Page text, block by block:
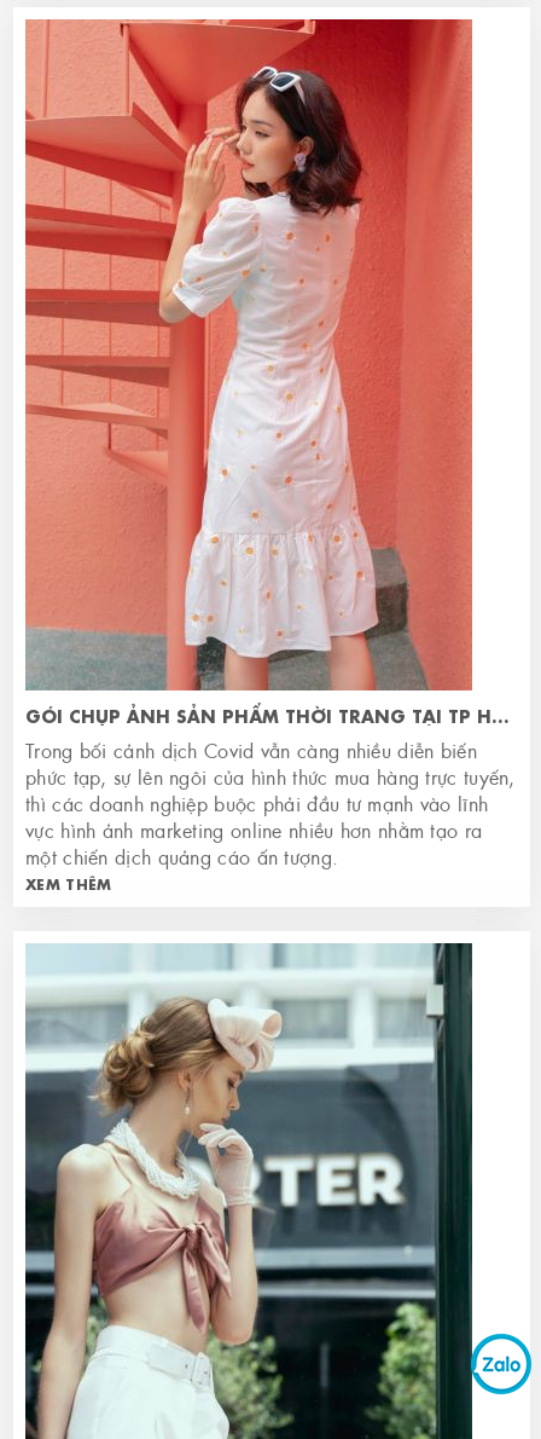
Trong bối cảnh dịch Covid vẫn càng nhiều diễn biến
phức tạp, sự lên ngôi của hình thức mua hàng trực tuyến,
thì các doanh nghiệp buộc phải đầu tư mạnh vào lĩnh
vực hình ảnh marketing online nhiều hơn nhằm tạo ra
một chiến dịch quảng cáo ấn tượng.
XEM THÊM